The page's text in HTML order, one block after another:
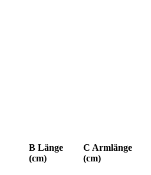
B Länge
(cm)
C Armlänge
(cm)